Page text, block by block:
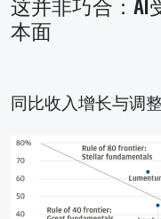
本面
同比收入增长与调